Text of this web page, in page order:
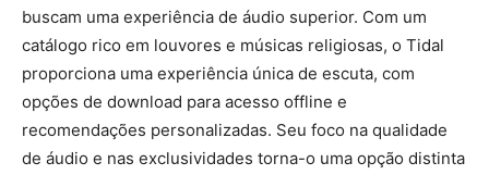
buscam uma experiência de áudio superior. Com um
catálogo rico em louvores e músicas religiosas, o Tidal
proporciona uma experiência única de escuta, com
opções de download para acesso offline e
recomendações personalizadas. Seu foco na qualidade
de áudio e nas exclusividades torna-o uma opção distinta